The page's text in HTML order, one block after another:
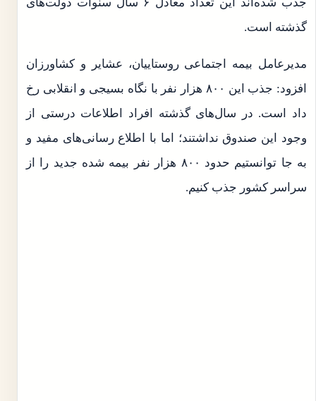
گذشته است.
مدیرعامل بیمه اجتماعی روستاییان، عشایر و کشاورزان
افزود: جذب این ۸۰۰ هزار نفر با نگاه بسیجی و انقلابی رخ
داد است. در سال‌های گذشته افراد اطلاعات درستی از
وجود این صندوق نداشتند؛ اما با اطلاع رسانی‌های مفید و
به جا توانستیم حدود ۸۰۰ هزار نفر بیمه شده جدید را از
سراسر کشور جذب کنیم.